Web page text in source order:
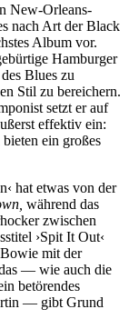
New-Orleans-
nach Art der Black
Album vor.
Hamburger
Blues zu
Stil zu bereichern.
setzt er auf
effektiv ein:
ein großes
hat etwas von der
während das
zwischen
›Spit It Out‹
mit der
— wie auch die
betörendes
— gibt Grund